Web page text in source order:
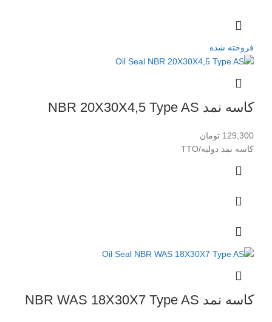
فروخته شده
کاسه نمد NBR 20X30X4,5 Type AS
129,300 تومان
کاسه نمد دولبه/TTO
کاسه نمد NBR WAS 18X30X7 Type AS